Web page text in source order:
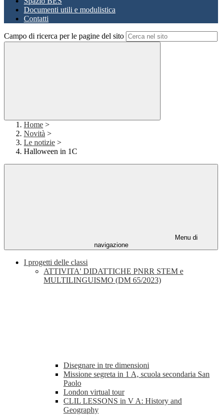
Documenti utili e modulistica
Contatti
Campo di ricerca per le pagine del sito
Home >
Novità >
Le notizie >
Halloween in 1C
Menu di
navigazione
I progetti delle classi
ATTIVITA' DIDATTICHE PNRR STEM e
MULTILINGUISMO (DM 65/2023)
Disegnare in tre dimensioni
Missione segreta in 1 A, scuola secondaria San
Paolo
London virtual tour
CLIL LESSONS in V A: History and
Geography